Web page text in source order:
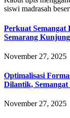
siswi madrasah
Perkuat Semangat
Semarang
November 27, 2025
Optimalisasi
Dilantik,
November 27, 2025